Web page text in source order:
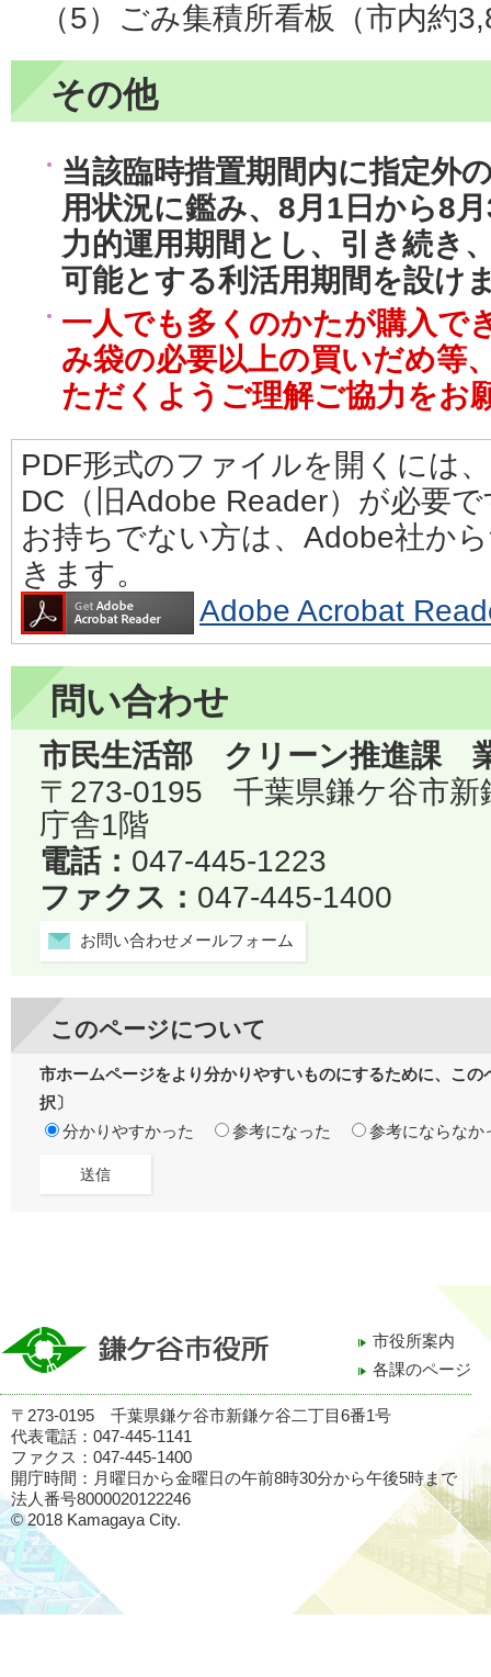
（5）ごみ集積所看板（市内約
その他
当該臨時措置期間内に指定外
用状況に鑑み、8月1日から8
力的運用期間とし、引き続き
可能とする利活用期間を設け
一人でも多くのかたが購入で
み袋の必要以上の買いだめ等
ただくようご理解ご協力をお
PDF形式のファイルを開くには
DC（旧Adobe Reader）が必要
お持ちでない方は、Adobe社か
きます。
Adobe Acrobat
問い合わせ
市民生活部 クリーン推進課
〒273-0195 千葉県鎌ケ谷市
庁舎1階
電話： 047-445-1223
ファクス： 047-445-1400
お問い合わせメールフォーム
このページについて
市ホームページをより分かりやすいものにするために、こ
択〕
分かりやすかった
参考になった 参考にならなか
市役所案内
各課のページ
〒273-0195 千葉県鎌ケ谷市新鎌ケ谷二丁目6番1号
代表電話：047-445-1141
ファクス：047-445-1400
開庁時間：月曜日から金曜日の午前8時30分から午後5時まで
法人番号8000020122246
© 2018 Kamagaya City.